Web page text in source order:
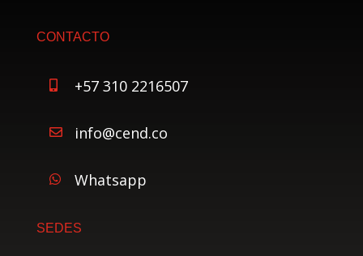
CONTACTO
 +57 310 2216507
 info@cend.co
 Whatsapp
SEDES